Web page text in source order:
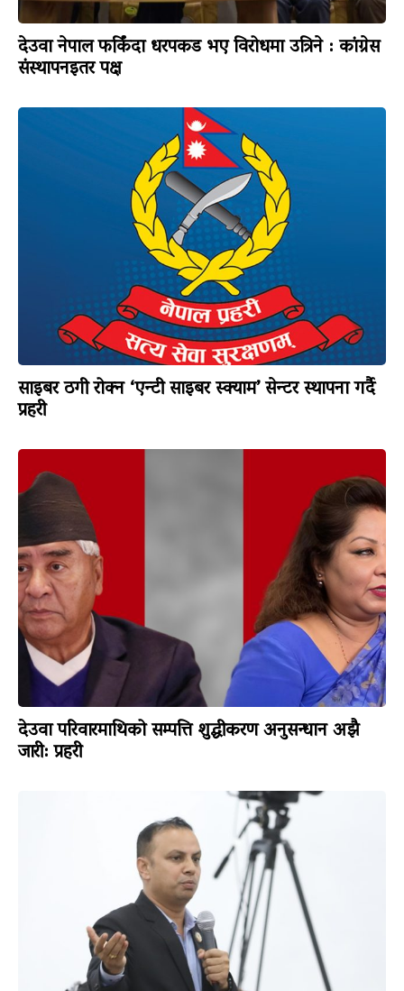
देउवा नेपाल फर्किंदा धरपकड भए विरोधमा उत्रिने : कांग्रेस
संस्थापनइतर पक्ष
साइबर ठगी रोक्न ‘एन्टी साइबर स्क्याम’ सेन्टर स्थापना गर्दै
प्रहरी
देउवा परिवारमाथिको सम्पत्ति शुद्धीकरण अनुसन्धान अझै
जारी: प्रहरी